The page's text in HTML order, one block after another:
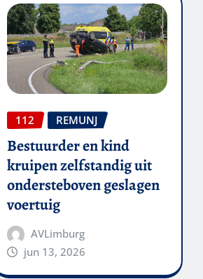
112 REMUNJ
Bestuurder en kind
kruipen zelfstandig uit
ondersteboven geslagen
voertuig
AVLimburg
jun 13, 2026